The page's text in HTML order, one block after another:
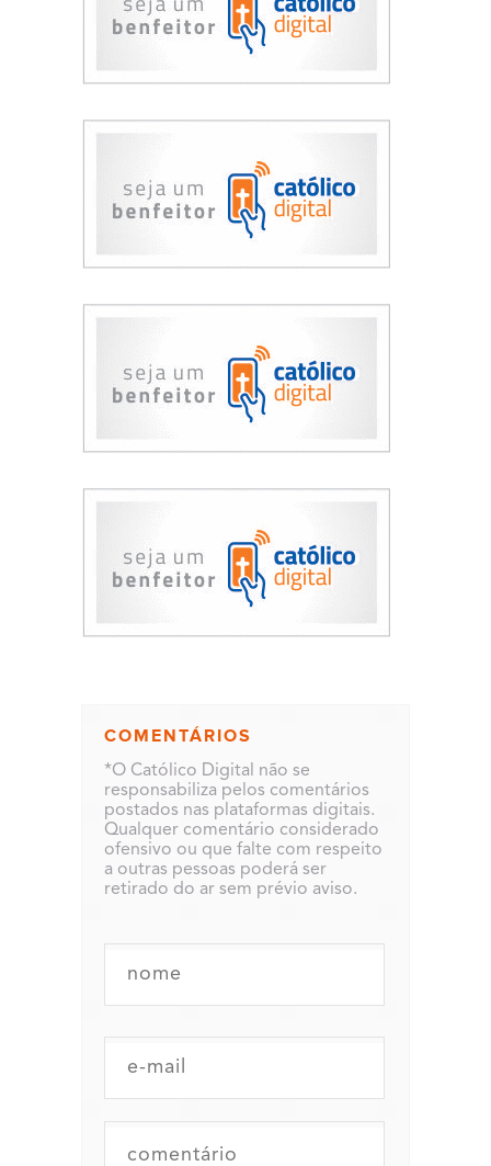
COMENTÁRIOS
*O Católico Digital não se
responsabiliza pelos comentários
postados nas plataformas digitais.
Qualquer comentário considerado
ofensivo ou que falte com respeito
a outras pessoas poderá ser
retirado do ar sem prévio aviso.